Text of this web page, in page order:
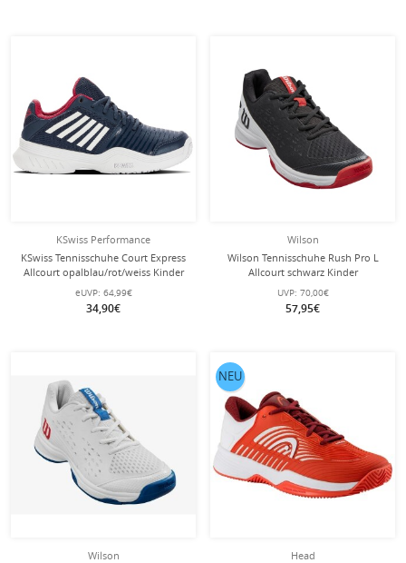
KSwiss Performance
KSwiss Tennisschuhe Court Express
Allcourt opalblau/rot/weiss Kinder
eUVP: 64,99€
34,90€
Wilson
Wilson Tennisschuhe Rush Pro L
Allcourt schwarz Kinder
UVP: 70,00€
57,95€
Wilson
Head
NEU